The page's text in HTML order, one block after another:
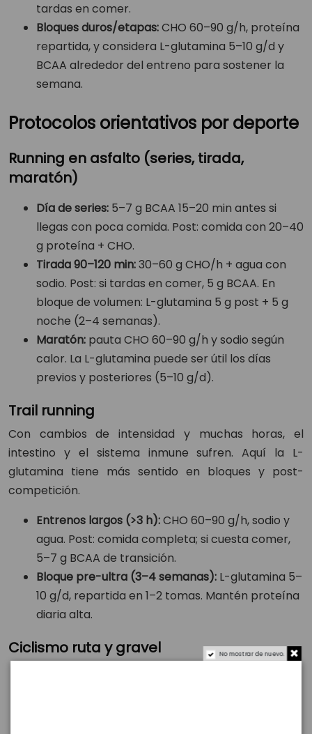
tardas en comer.
Bloques duros/etapas:CHO 60–90 g/h, proteína
repartida, y considera L-glutamina 5–10 g/d y
BCAA alrededor del entreno para sostener la
semana.
Protocolos orientativos por deporte
Running en asfalto (series, tirada,
maratón)
Día de series: 5–7 g BCAA 15–20 min antes si
llegas con poca comida. Post: comida con 20–40
g proteína + CHO.
Tirada 90–120 min:30–60 g CHO/h + agua con
sodio. Post: si tardas en comer, 5 g BCAA. En
bloque de volumen: L-glutamina 5 g post + 5 g
noche (2–4 semanas).
Maratón: pauta CHO 60–90 g/h y sodio según
calor. La L-glutamina puede ser útil los días
previos y posteriores (5–10 g/d).
Trail running
Con cambios de intensidad y muchas horas, el
intestino y el sistema inmune sufren. Aquí la L-
glutamina tiene más sentido en bloques y post-
competición.
Entrenos largos (>3 h):CHO 60–90 g/h, sodio y
agua. Post: comida completa; si cuesta comer,
5–7 g BCAA de transición.
Bloque pre-ultra (3–4 semanas): L-glutamina 5–
10 g/d, repartida en 1–2 tomas. Mantén proteína
diaria alta.
Ciclismo ruta y gravel No mostrar de nuevo.